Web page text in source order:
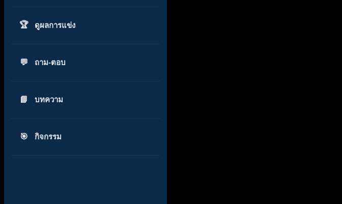
ดูผลการแข่ง
ถาม-ตอบ
บทความ
กิจกรรม